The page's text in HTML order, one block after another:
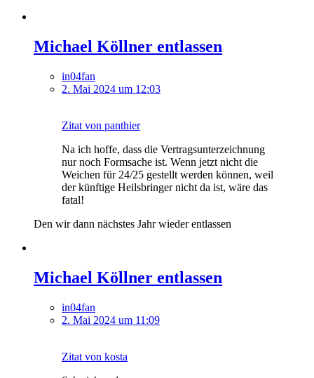
Michael Köllner entlassen
in04fan
2. Mai 2024 um 12:03
Zitat von panthier
Na ich hoffe, dass die Vertragsunterzeichnung
nur noch Formsache ist. Wenn jetzt nicht die
Weichen für 24/25 gestellt werden können, weil
der künftige Heilsbringer nicht da ist, wäre das
fatal!
Den wir dann nächstes Jahr wieder entlassen
Michael Köllner entlassen
in04fan
2. Mai 2024 um 11:09
Zitat von kosta